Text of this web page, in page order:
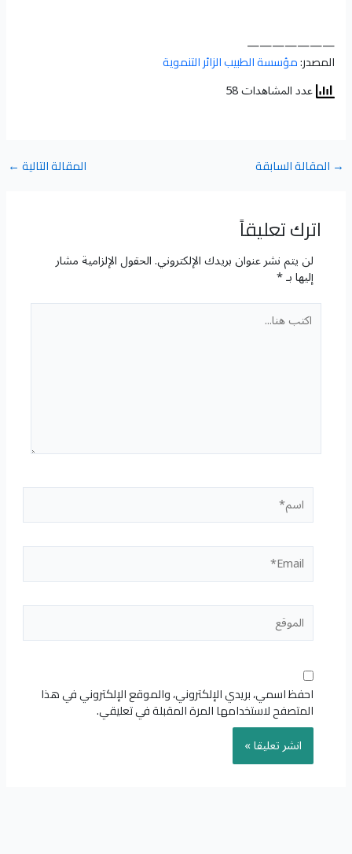
———————
المصدر:مؤسسة الطبيب الزائر التنموية
عدد المشاهدات 58
→ المقالة السابقة المقالة التالية ←
اترك تعليقاً
لن يتم نشر عنوان بريدك الإلكتروني.الحقول الإلزامية مشار
إليها بـ*
اكتب
هنا...
اسم*
Email*
الموقع
احفظ اسمي، بريدي الإلكتروني، والموقع الإلكتروني في هذا
المتصفح لاستخدامها المرة المقبلة في تعليقي.